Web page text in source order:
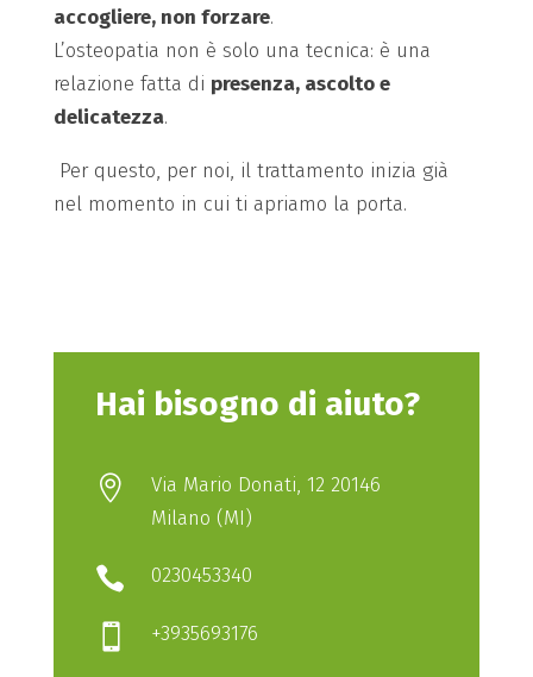
accogliere, non forzare.
L’osteopatia non è solo una tecnica: è una
relazione fatta di presenza, ascolto e
delicatezza.
Per questo, per noi, il trattamento inizia già
nel momento in cui ti apriamo la porta.
Hai bisogno di aiuto?

Via Mario Donati, 12 20146
Milano (MI)
 0230453340
 +3935693176